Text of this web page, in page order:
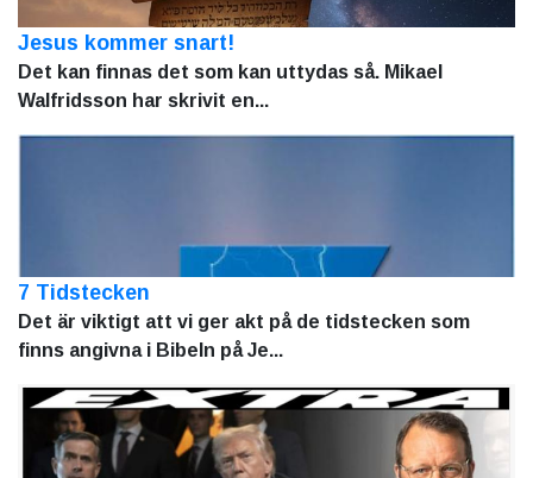
Jesus kommer snart!
Det kan finnas det som kan uttydas så. Mikael
Walfridsson har skrivit en...
7 Tidstecken
Det är viktigt att vi ger akt på de tidstecken som
finns angivna i Bibeln på Je...